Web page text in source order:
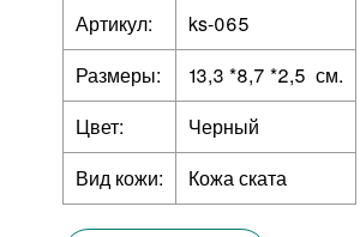
Артикул:
ks-065
Размеры:
13,3 *8,7 *2,5 см.
Цвет:
Черный
Вид кожи:
Кожа ската